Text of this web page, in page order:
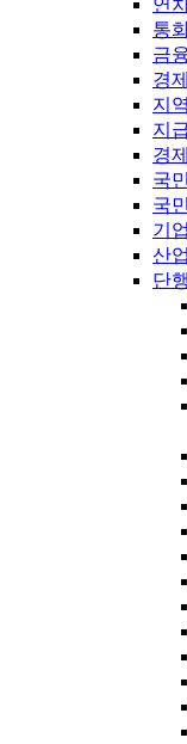
연
통
금
경
지
지
경
국
국
기
산
단